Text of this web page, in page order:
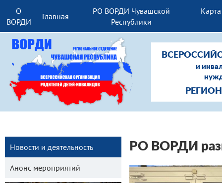
О
ВОРДИ
Главная
РО ВОРДИ Чувашской
Республики
и
Новости и деятельность
Анонс мероприятий
РО ВОРДИ